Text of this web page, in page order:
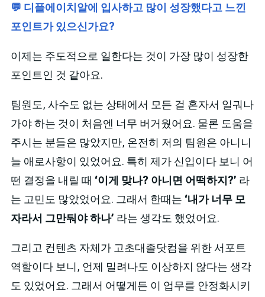
💬 디플에이치알에 입사하고 많이 성장했다고 느낀
포인트가 있으신가요?
이제는 주도적으로 일한다는 것이 가장 많이 성장한
포인트인 것 같아요.
팀원도, 사수도 없는 상태에서 모든 걸 혼자서 일궈나
가야 하는 것이 처음엔 너무 버거웠어요. 물론 도움을
주시는 분들은 많았지만, 온전히 저의 팀원은 아니니
늘 애로사항이 있었어요. 특히 제가 신입이다 보니 어
떤 결정을 내릴 때 ‘이게 맞나? 아니면 어떡하지?’ 라
는 고민도 많았었어요. 그래서 한때는 ‘내가 너무 모
자라서 그만둬야 하나’ 라는 생각도 했었어요.
그리고 컨텐츠 자체가 고초대졸닷컴을 위한 서포트
역할이다 보니, 언제 밀려나도 이상하지 않다는 생각
도 있었어요. 그래서 어떻게든 이 업무를 안정화시키